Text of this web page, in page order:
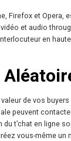
Firefox et Opera,
et audio
en
de vos buyers
peuvent
t’chat en ligne
vous-même un